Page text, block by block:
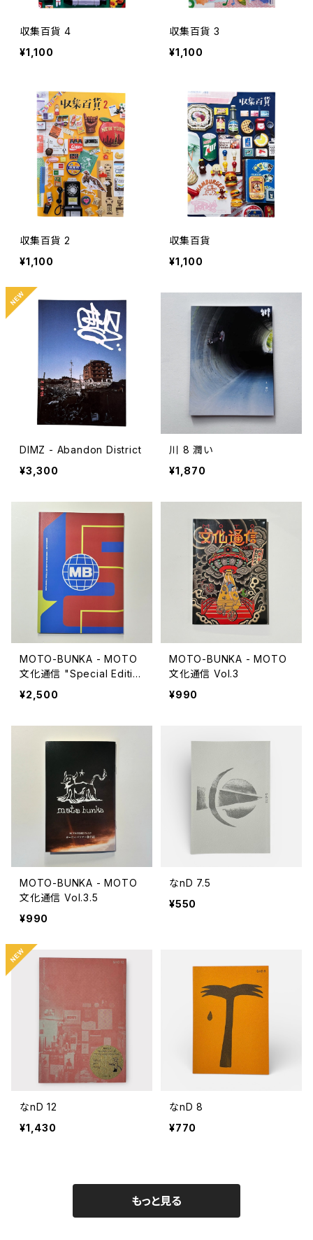
収集百貨 4
¥1,100
収集百貨 3
¥1,100
収集百貨 2
¥1,100
収集百貨
¥1,100
DIMZ - Abandon District
¥3,300
川 8 潤い
¥1,870
MOTO-BUNKA - MOTO
文化通信 "Special Editio
n 5 Year Book"
¥2,500
MOTO-BUNKA - MOTO
文化通信 Vol.3
¥990
MOTO-BUNKA - MOTO
文化通信 Vol.3.5
¥990
なnD 7.5
¥550
なnD 12
¥1,430
なnD 8
¥770
もっと見る